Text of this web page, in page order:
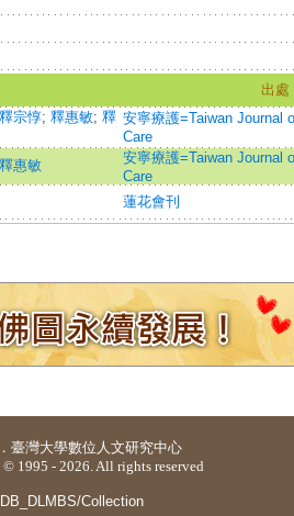
出處
釋宗惇; 釋惠敏; 釋 安寧療護=Taiwan Journal
Care
釋惠敏
安寧療護=Taiwan Journal
Care
蓮花會刊
． 臺灣大學數位人文研究中心
1995 - 2026. All rights reserved
Collection